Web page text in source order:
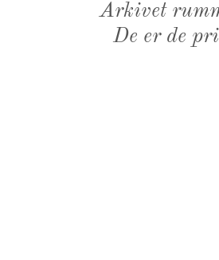
Arkivet
De er de